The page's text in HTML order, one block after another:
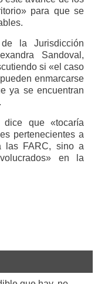
para que se
la Jurisdicción
Sandoval,
si «el caso
enmarcarse
ya se encuentran
que «tocaría
pertenecientes a
las FARC, sino a
en la